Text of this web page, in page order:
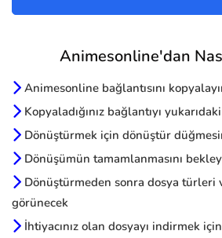
Animesonline'dan
Animesonline bağlantısını
Kopyaladığınız bağlantıyı
Dönüştürmek için dönüştür
Dönüşümün tamamlanmasını
Dönüştürmeden sonra dosya türleri
görünecek
İhtiyacınız olan dosyayı indirmek